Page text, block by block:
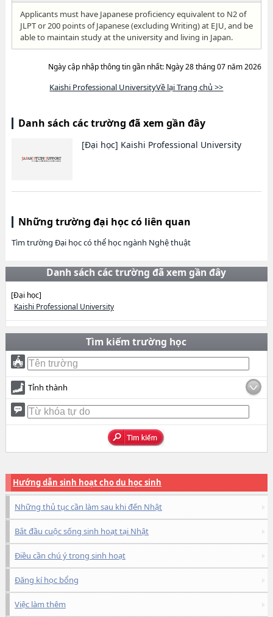
Applicants must have Japanese proficiency equivalent to N2 of
JLPT or 200 points of Japanese (excluding Writing) at EJU, and be
able to maintain study at the university and living in Japan.
Ngày cập nhập thông tin gần nhất: Ngày 28 tháng 07 năm 2026
Kaishi Professional UniversityVề lại Trang chủ >>
Danh sách các trường đã xem gần đây
[Đại học] Kaishi Professional University
Những trường đại học có liên quan
Tìm trường Đại học có thể học ngành Nghệ thuật
Danh sách các trường đã xem gần đây
[Đại học]
Kaishi Professional University
Tìm kiếm trường học
Tỉnh thành
Hướng dẫn sinh hoạt cho du học sinh
Những thủ tục cần làm sau khi đến Nhật
Bắt đầu cuộc sống sinh hoạt tại Nhật
Điều cần chú ý trong sinh hoạt
Đăng kí học bổng
Việc làm thêm